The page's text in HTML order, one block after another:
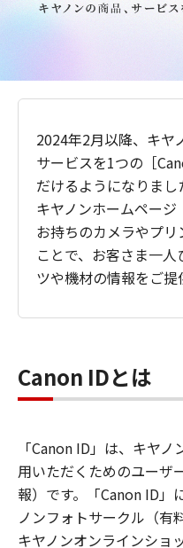
2024年2月以降、キヤ
サービスを1つの［
だけるようになりまし
キヤノンホームページ
お持ちのカメラやプ
ことで、お客さま一
ツや機材の情報をご提
Canon IDとは
「Canon ID」は、キヤ
用いただくためのユーザ
報）です。「Canon ID」
ノンフォトサークル（有
キヤノンオンラインショ